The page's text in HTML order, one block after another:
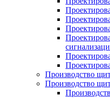
Производство
Производство